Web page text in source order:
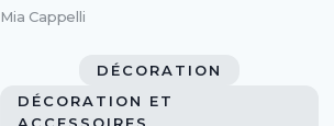
Mia Cappelli
DÉCORATION
DÉCORATION ET